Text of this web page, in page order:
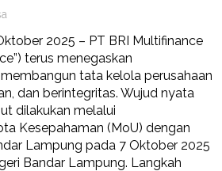
2025 – PT BRI Multifinance
terus menegaskan
tata kelola perusahaan
dan berintegritas. Wujud nyata
dilakukan melalui
Kesepahaman (MoU) dengan
Lampung pada 7 Oktober 2025
Bandar Lampung. Langkah